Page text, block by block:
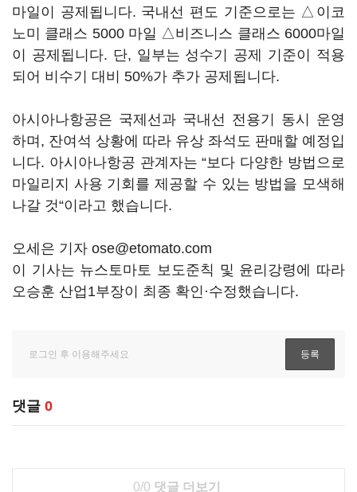
마일이 공제됩니다. 국내선 편도 기준으로는 △이코
노미 클래스 5000 마일 △비즈니스 클래스 6000마일
이 공제됩니다. 단, 일부는 성수기 공제 기준이 적용
되어 비수기 대비 50%가 추가 공제됩니다.
아시아나항공은 국제선과 국내선 전용기 동시 운영
하며, 잔여석 상황에 따라 유상 좌석도 판매할 예정입
니다. 아시아나항공 관계자는 “보다 다양한 방법으로
마일리지 사용 기회를 제공할 수 있는 방법을 모색해
나갈 것“이라고 했습니다.
오세은 기자 ose@etomato.com
이 기사는 뉴스토마토 보도준칙 및 윤리강령에 따라
오승훈 산업1부장이 최종 확인·수정했습니다.
댓글 0
0/0 댓글 더보기